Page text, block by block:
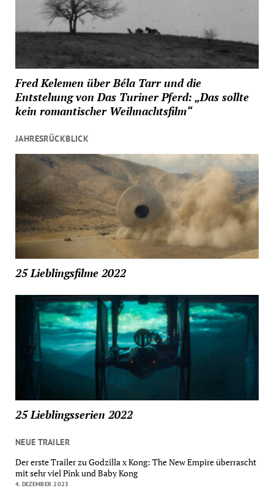
Fred Kelemen über Béla Tarr und die
Entstehung von Das Turiner Pferd: „Das sollte
kein romantischer Weihnachtsfilm“
JAHRESRÜCKBLICK
25 Lieblingsfilme 2022
25 Lieblingsserien 2022
NEUE TRAILER
Der erste Trailer zu Godzilla x Kong: The New Empire überrascht
mit sehr viel Pink und Baby Kong
4. DEZEMBER 2023